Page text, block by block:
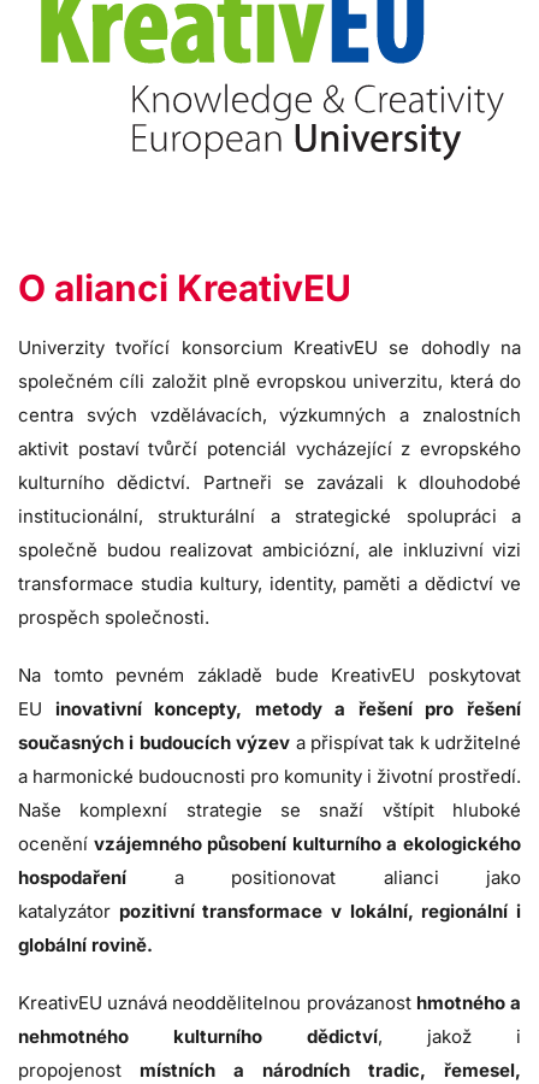
O alianci KreativEU
Univerzity tvořící konsorcium KreativEU se dohodly na
společném cíli založit plně evropskou univerzitu, která do
centra svých vzdělávacích, výzkumných a znalostních
aktivit postaví tvůrčí potenciál vycházející z evropského
kulturního dědictví. Partneři se zavázali k dlouhodobé
institucionální, strukturální a strategické spolupráci a
společně budou realizovat ambiciózní, ale inkluzivní vizi
transformace studia kultury, identity, paměti a dědictví ve
prospěch společnosti.
Na tomto pevném základě bude KreativEU poskytovat
EU
inovativní koncepty, metody a řešení pro řešení
současných i budoucích výzev a přispívat tak k udržitelné
a harmonické budoucnosti pro komunity i životní prostředí.
Naše komplexní strategie se snaží vštípit hluboké
ocenění vzájemného působení kulturního a ekologického
hospodaření
a positionovat alianci jako
katalyzátor pozitivní transformace v lokální, regionální i
globální rovině.
KreativEU uznává neoddělitelnou provázanost hmotného a
nehmotného kulturního dědictví, jakož i
propojenost
místních a národních tradic, řemesel,